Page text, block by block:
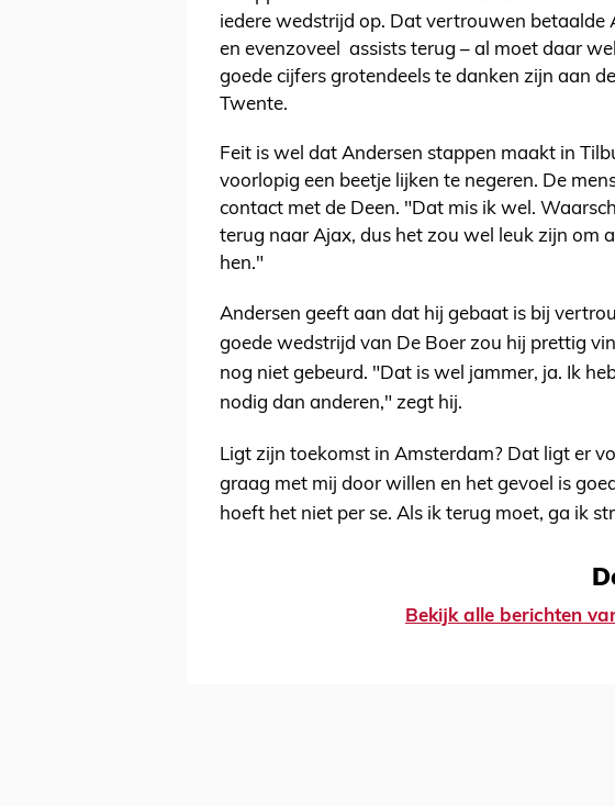
iedere wedstrijd op. Dat vertrouwen betaalde
en evenzoveel assists terug – al moet daar
goede cijfers grotendeels te danken zijn aan
Twente.
Feit is wel dat Andersen stappen maakt in
voorlopig een beetje lijken te negeren. De
contact met de Deen. "Dat mis ik wel.
terug naar Ajax, dus het zou wel leuk zijn om
hen."
Andersen geeft aan dat hij gebaat is bij
goede wedstrijd van De Boer zou hij prettig
nog niet gebeurd. "Dat is wel jammer, ja. Ik
nodig dan anderen," zegt hij.
Ligt zijn toekomst in Amsterdam? Dat ligt er
graag met mij door willen en het gevoel is
hoeft het niet per se. Als ik terug moet, ga ik
Bekijk alle berichten